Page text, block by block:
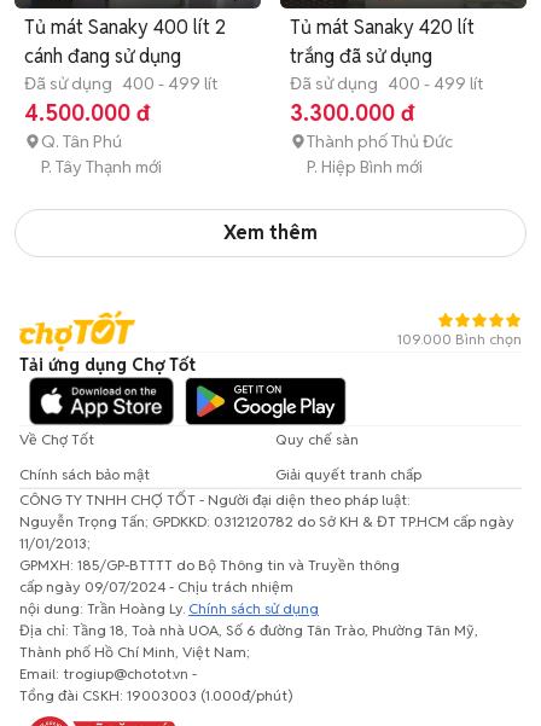
Tủ mát Sanaky 400 lít 2
cánh đang sử dụng
Đã sử dụng 400 - 499 lít
4.500.000 đ
Q. Tân Phú
P. Tây Thạnh mới
Tủ mát Sanaky 420 lít
trắng đã sử dụng
Đã sử dụng 400 - 499 lít
3.300.000 đ
Thành phố Thủ Đức
P. Hiệp Bình mới
Xem thêm
109.000 Bình chọn
Tải ứng dụng Chợ Tốt
Về Chợ Tốt
Quy chế sàn
Chính sách bảo mật
Giải quyết tranh chấp
CÔNG TY TNHH CHỢ TỐT - Người đại diện theo pháp luật:
Nguyễn Trọng Tấn; GPDKKD: 0312120782 do Sở KH & ĐT TP.HCM cấp ngày
11/01/2013;
GPMXH: 185/GP-BTTTT do Bộ Thông tin và Truyền thông
cấp ngày 09/07/2024 - Chịu trách nhiệm
nội dung: Trần Hoàng Ly. Chính sách sử dụng
Địa chỉ: Tầng 18, Toà nhà UOA, Số 6 đường Tân Trào, Phường Tân Mỹ,
Thành phố Hồ Chí Minh, Việt Nam;
Email: trogiup@chotot.vn -
Tổng đài CSKH: 19003003 (1.000đ/phút)